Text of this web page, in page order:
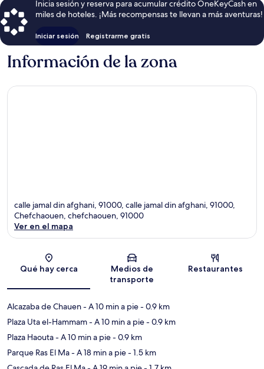
Inicia sesión y reserva para acumular crédito OneKeyCash en
miles de hoteles. ¡Más recompensas te llevan a más aventuras!
Iniciar sesión Registrarme gratis
Información de la zona
calle jamal din afghani, 91000, calle jamal din afghani, 91000,
Chefchaouen, chefchaouen, 91000
Ver en el mapa
Qué hay cerca
Medios de
transporte
Restaurantes
Alcazaba de Chauen- A 10 min a pie- 0.9 km
Plaza Uta el-Hammam- A 10 min a pie- 0.9 km
Plaza Haouta- A 10 min a pie- 0.9 km
Parque Ras El Ma- A 18 min a pie- 1.5 km